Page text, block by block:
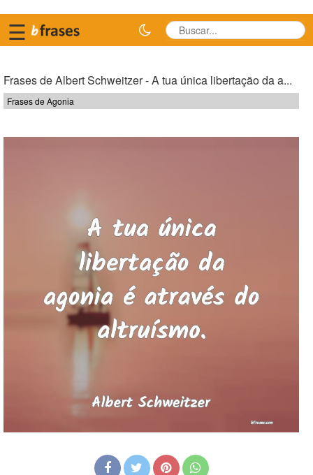
☰
Frases de Albert Schweitzer - A tua única libertação da a...
Frases de Agonia